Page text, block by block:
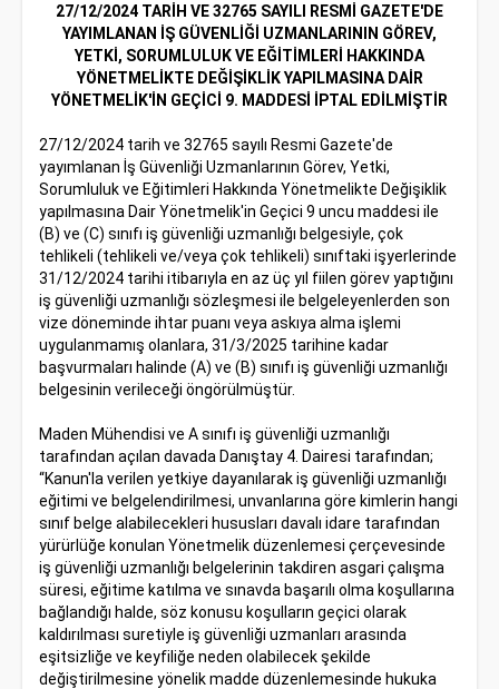
27/12/2024 TARİH VE 32765 SAYILI RESMİ GAZETE'DE
YAYIMLANAN İŞ GÜVENLİĞİ UZMANLARININ GÖREV,
YETKİ, SORUMLULUK VE EĞİTİMLERİ HAKKINDA
YÖNETMELİKTE DEĞİŞİKLİK YAPILMASINA DAİR
YÖNETMELİK'İN GEÇİCİ 9. MADDESİ İPTAL EDİLMİŞTİR
27/12/2024 tarih ve 32765 sayılı Resmi Gazete'de
yayımlanan İş Güvenliği Uzmanlarının Görev, Yetki,
Sorumluluk ve Eğitimleri Hakkında Yönetmelikte Değişiklik
yapılmasına Dair Yönetmelik'in Geçici 9 uncu maddesi ile
(B) ve (C) sınıfı iş güvenliği uzmanlığı belgesiyle, çok
tehlikeli (tehlikeli ve/veya çok tehlikeli) sınıftaki işyerlerinde
31/12/2024 tarihi itibarıyla en az üç yıl fiilen görev yaptığını
iş güvenliği uzmanlığı sözleşmesi ile belgeleyenlerden son
vize döneminde ihtar puanı veya askıya alma işlemi
uygulanmamış olanlara, 31/3/2025 tarihine kadar
başvurmaları halinde (A) ve (B) sınıfı iş güvenliği uzmanlığı
belgesinin verileceği öngörülmüştür.
Maden Mühendisi ve A sınıfı iş güvenliği uzmanlığı
tarafından açılan davada Danıştay 4. Dairesi tarafından;
“Kanun'la verilen yetkiye dayanılarak iş güvenliği uzmanlığı
eğitimi ve belgelendirilmesi, unvanlarına göre kimlerin hangi
sınıf belge alabilecekleri hususları davalı idare tarafından
yürürlüğe konulan Yönetmelik düzenlemesi çerçevesinde
iş güvenliği uzmanlığı belgelerinin takdiren asgari çalışma
süresi, eğitime katılma ve sınavda başarılı olma koşullarına
bağlandığı halde, söz konusu koşulların geçici olarak
kaldırılması suretiyle iş güvenliği uzmanları arasında
eşitsizliğe ve keyfiliğe neden olabilecek şekilde
değiştirilmesine yönelik madde düzenlemesinde hukuka